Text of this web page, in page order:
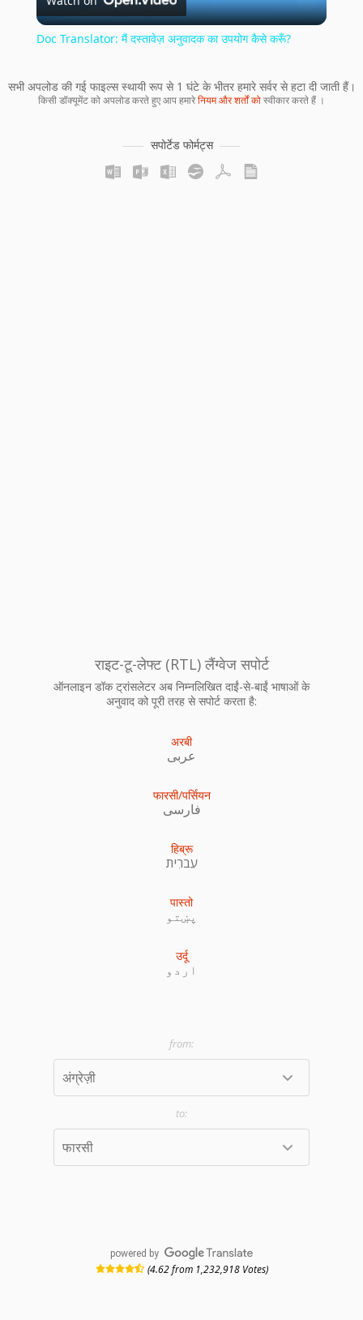
Video
Doc Translator: मैं दस्तावेज़ अनुवादक का उपयोग कैसे करूँ?
सभी अपलोड की गई फाइल्स स्थायी रूप से 1 घंटे के भीतर हमारे सर्वर से हटा दी जाती हैं।
किसी डॉक्यूमेंट को अपलोड करते हुए आप हमारेनियम और शर्तों कोस्वीकार करते हैं ।
सपोर्टेड फोर्मट्स
राइट-टू-लेफ्ट (RTL) लैंग्वेज सपोर्ट
ऑनलाइन डॉक ट्रांसलेटर अब निम्नलिखित दाईं-से-बाईं भाषाओं के
अनुवाद को पूरी तरह से सपोर्ट करता है:
अरबी
عربى
फारसी/पर्सियन
فارسی
हिब्रू
עִברִית
पास्तो
پښتو
उर्दू
اردو
powered by
(4.62 from 1,232,918 Votes)